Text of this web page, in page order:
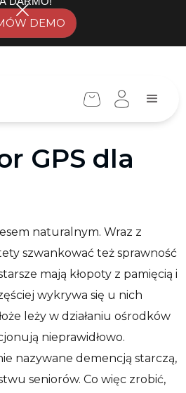
DEMO
GPS dla
naturalnym. Wraz z
szwankować też sprawność
mają kłopoty z pamięcią i
wykrywa się u nich
leży w działaniu ośrodków
nieprawidłowo.
nazywane demencją starczą,
seniorów. Co więc zrobić,